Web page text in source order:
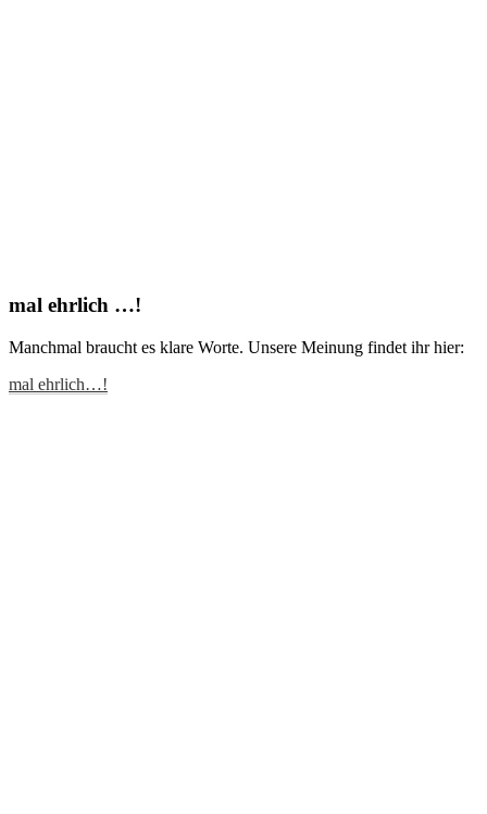
mal ehrlich …!
Manchmal braucht es klare Worte. Unsere Meinung findet ihr hier:
mal ehrlich…!